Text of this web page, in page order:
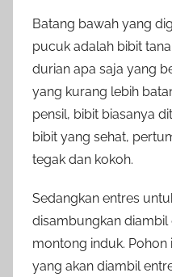
Batang bawah yang
pucuk adalah bibit
durian apa saja yang
yang kurang lebih
pensil, bibit biasanya
bibit yang sehat,
tegak dan kokoh.
Sedangkan entres
disambungkan
montong induk.
yang akan diambil